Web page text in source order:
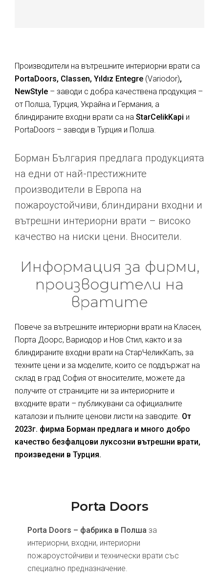
Производители на вътрешните интериорни врати са
PortaDoors, Classen, Yıldız Entegre (Variodor),
NewStyle – заводи с добра качествена продукция –
от Полша, Турция, Украйна и Германия, а
блиндираните входни врати са на StarCelikKapi и
PortaDoors – заводи в Турция и Полша.
Борман България предлага продукцията
на едни от най-престижните
производители в Европа на
пожароустойчиви, блиндирани входни и
вътрешни интериорни врати – високо
качество на ниски цени. Вносители.
Информация за фирми,
производители на
вратите
Повече за вътрешните интериорни врати на Класен,
Порта Доорс, Вариодор и Нов Стил, както и за
блиндираните входни врати на СтарЧеликКапъ, за
техните цени и за моделите, които се поддържат на
склад в град София от вносителите, можете да
получите от страниците ни за интериорните и
входните врати – публикувани са официалните
каталози и пълните ценови листи на заводите. От
2023г. фирма Борман предлага и много добро
качество безфалцови луксозни вътрешни врати,
произведени в Турция.
Porta Doors
Porta Doors – фабрика в Полша за
интериорни, входни, интериорни
пожароустойчиви и технически врати със
специално предназначение.